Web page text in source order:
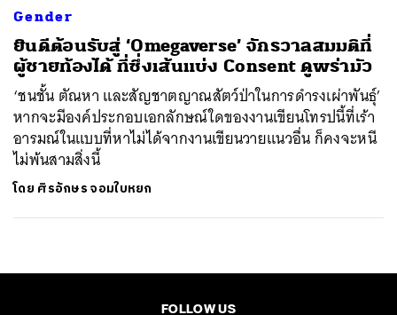
Gender
ยินดีต้อนรับสู่ ‘Omegaverse’ จักรวาลสมมติที่
ผู้ชายท้องได้ ที่ซึ่งเส้นแบ่ง Consent ดูพร่ามัว
‘ชนชั้น ตัณหา และสัญชาตญาณสัตว์ป่าในการดำรงเผ่าพันธุ์’
หากจะมีองค์ประกอบเอกลักษณ์ใดของงานเขียนโทรปนี้ที่เร้า
อารมณ์ในแบบที่หาไม่ได้จากงานเขียนวายแนวอื่น ก็คงจะหนี
ไม่พ้นสามสิ่งนี้
โดย ศิรอักษร จอมใบหยก
FOLLOW US